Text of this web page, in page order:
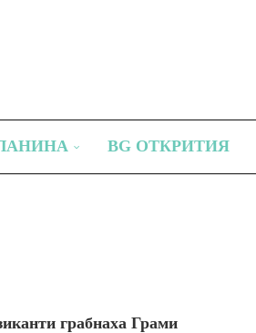
BG ОТКРИТИЯ
грабнаха Грами